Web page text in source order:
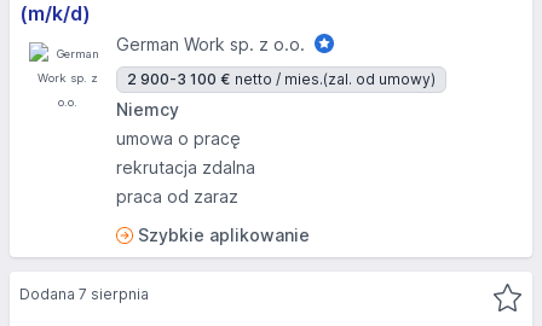
(m/k/d)
German Work sp. z o.o.
2 900-3 100 € netto / mies.(zal. od umowy)
Niemcy
umowa o pracę
rekrutacja zdalna
praca od zaraz
Szybkie aplikowanie
Dodana 7 sierpnia